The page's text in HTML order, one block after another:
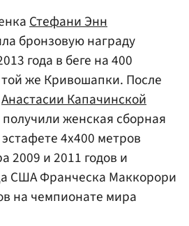
Стефани Энн
бронзовую награду
года в беге на 400
же Кривошапки. После
Анастасии Капачинской
женская сборная
4х400 метров
2009 и 2011 годов и
США Франческа Маккорори
на чемпионате мира